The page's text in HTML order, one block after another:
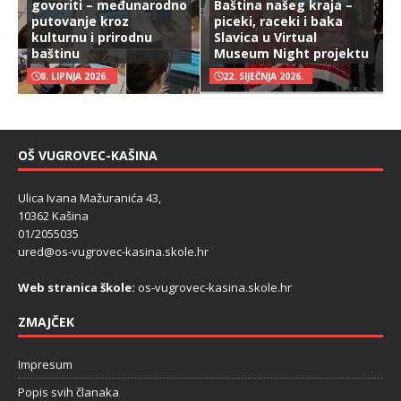
govoriti – međunarodno
putovanje kroz
kulturnu i prirodnu
baštinu
8. LIPNJA 2026.
Baština našeg kraja –
piceki, raceki i baka
Slavica u Virtual
Museum Night projektu
22. SIJEČNJA 2026.
OŠ VUGROVEC-KAŠINA
Ulica Ivana Mažuranića 43,
10362 Kašina
01/2055035
ured@os-vugrovec-kasina.skole.hr
Web stranica škole: os-vugrovec-kasina.skole.hr
ZMAJČEK
Impresum
Popis svih članaka